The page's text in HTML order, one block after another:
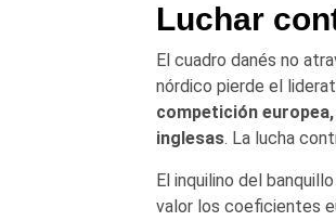
Luchar
El cuadro danés no
nórdico pierde el
competición
inglesas. La lucha
El inquilino del
valor los coeficientes